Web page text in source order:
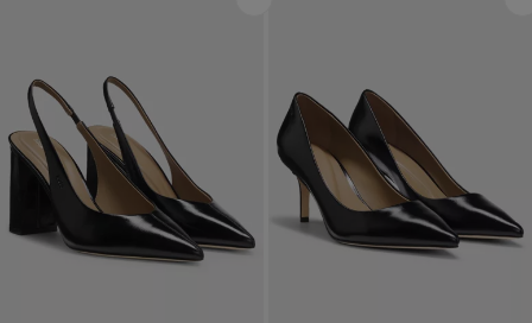
Favorit (Artikel)
FAQ & Hilfe
Store Locator
AT €)